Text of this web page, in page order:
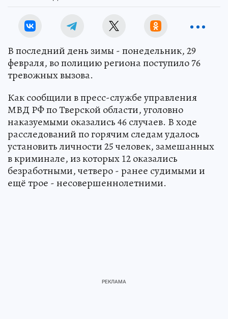
В последний день зимы - понедельник, 29
февраля, во полицию региона поступило 76
тревожных вызова.
Как сообщили в пресс-службе управления
МВД РФ по Тверской области, уголовно
наказуемыми оказались 46 случаев. В ходе
расследований по горячим следам удалось
установить личности 25 человек, замешанных
в криминале, из которых 12 оказались
безработными, четверо - ранее судимыми и
ещё трое - несовершеннолетними.